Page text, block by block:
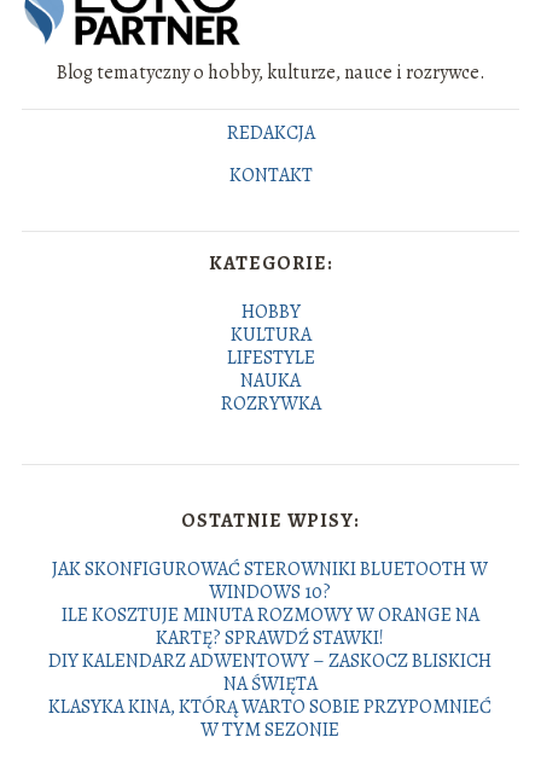
Blog tematyczny o hobby, kulturze, nauce i rozrywce.
REDAKCJA
KONTAKT
KATEGORIE:
HOBBY
KULTURA
LIFESTYLE
NAUKA
ROZRYWKA
OSTATNIE WPISY:
JAK SKONFIGUROWAĆ STEROWNIKI BLUETOOTH W
WINDOWS 10?
ILE KOSZTUJE MINUTA ROZMOWY W ORANGE NA
KARTĘ? SPRAWDŹ STAWKI!
DIY KALENDARZ ADWENTOWY – ZASKOCZ BLISKICH
NA ŚWIĘTA
KLASYKA KINA, KTÓRĄ WARTO SOBIE PRZYPOMNIEĆ
W TYM SEZONIE